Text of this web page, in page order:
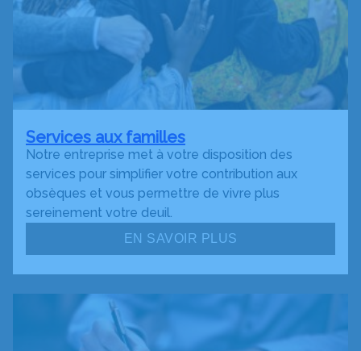
Services aux familles
Notre entreprise met à votre disposition des
services pour simplifier votre contribution aux
obsèques et vous permettre de vivre plus
sereinement votre deuil.
EN SAVOIR PLUS